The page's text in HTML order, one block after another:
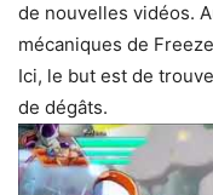
de nouvelles vidéos.
mécaniques de
Ici, le but est de
de dégâts.